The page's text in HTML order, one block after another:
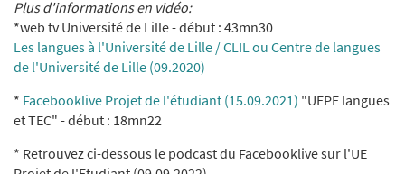
Plus d'informations en vidéo:
*web tv Université de Lille - début : 43mn30
Les langues à l'Université de Lille / CLIL ou Centre de langues
de l'Université de Lille (09.2020)
* Facebooklive Projet de l'étudiant (15.09.2021) "UEPE langues
et TEC" - début : 18mn22
* Retrouvez ci-dessous le podcast du Facebooklive sur l'UE